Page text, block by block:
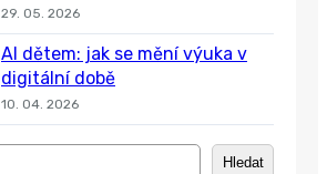
29. 05. 2026
AI dětem: jak se mění výuka v
digitální době
10. 04. 2026
Hledat